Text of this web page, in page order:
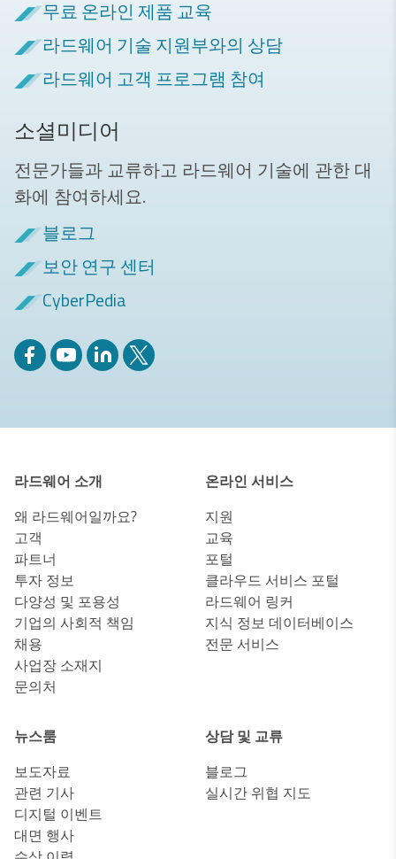
무료 온라인 제품 교육
라드웨어 기술 지원부와의 상담
라드웨어 고객 프로그램 참여
소셜미디어
전문가들과 교류하고 라드웨어 기술에 관한 대
화에 참여하세요.
블로그
보안 연구 센터
CyberPedia
라드웨어 소개
왜 라드웨어일까요?
고객
파트너
투자 정보
다양성 및 포용성
기업의 사회적 책임
채용
사업장 소재지
문의처
온라인 서비스
지원
교육
포털
클라우드 서비스 포털
라드웨어 링커
지식 정보 데이터베이스
전문 서비스
뉴스룸
보도자료
관련 기사
디지털 이벤트
대면 행사
상담 및 교류
블로그
실시간 위협 지도